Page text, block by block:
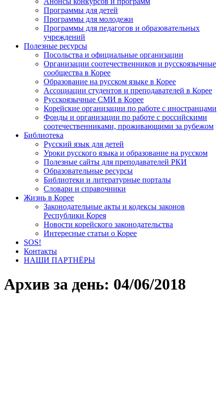
Программы для детей
Программы для молодежи
Программы для педагогов и образовательных
учреждений
Полезные ресурсы
Посольства и официальные организации
Организации соотечественников и русскоязычные
сообщества в Корее
Образование на русском языке в Корее
Ассоциации студентов и преподавателей в Корее
Русскоязычные СМИ в Корее
Корейские организации по работе с иностранцами
Фонды и организации по работе с российскими
соотечественниками, проживающими за рубежом
Библиотека
Русский язык для детей
Уроки русского языка и образование на русском
Полезные сайты для преподавателей РКИ
Образовательные ресурсы
Библиотеки и литературные порталы
Словари и справочники
Жизнь в Корее
Законодательные акты и кодексы законов
Республики Корея
Новости корейского законодательства
Интересные статьи о Корее
SOS!
Контакты
НАШИ ПАРТНЁРЫ
Архив за день: 04/06/2018